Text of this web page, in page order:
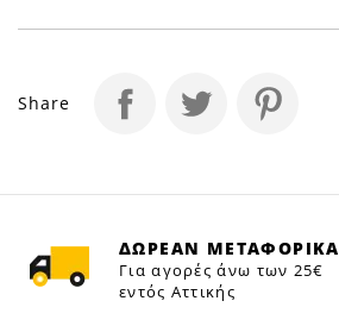
Share
ΔΩΡΕΑΝ ΜΕΤΑΦΟΡΙΚΑ
Για αγορές άνω των 25€
εντός Αττικής